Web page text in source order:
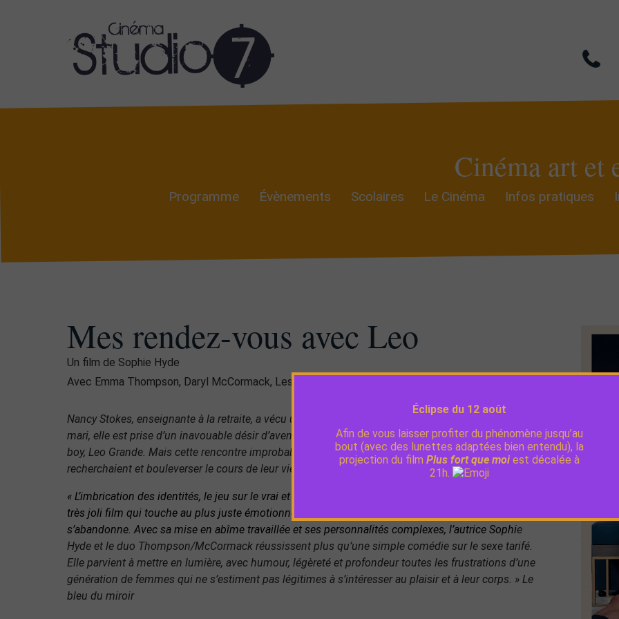
Cinéma art et
Programme Évènements Scolaires Le Cinéma Infos pratiques
Mes rendez-vous avec Leo
Un film de Sophie Hyde
Avec Emma Thompson, Daryl McCormack, Les Mabaleka, Lennie Beare, Carina Lopes
Nancy Stokes, enseignante à la retraite, a vécu une vie sage et sans excès. Après la mort de son
mari, elle est prise d’un inavouable désir d’aventure. Elle s’offre alors les services d’un jeune escort
boy, Leo Grande. Mais cette rencontre improbable pourrait leur apporter bien plus que ce qu’ils
recherchaient et bouleverser le cours de leur vie…
« L’imbrication des identités, le jeu sur le vrai et le faux qui hante l’histoire sont les points forts de ce
très joli film qui touche au plus juste émotionnellement dès lors qu’à l’image de ses acteurs il
s’abandonne. Avec sa mise en abîme travaillée et ses personnalités complexes, l’autrice Sophie
Hyde et le duo Thompson/McCormack réussissent plus qu’une simple comédie sur le sexe tarifé.
Elle parvient à mettre en lumière, avec humour, légèreté et profondeur toutes les frustrations d’une
génération de femmes qui ne s’estiment pas légitimes à s’intéresser au plaisir et à leur corps. » Le
bleu du miroir
Éclipse du 12 août
Afin de vous laisser profiter du phénomène jusqu’au
bout (avec des lunettes adaptées bien entendu), la
projection du film Plus fort que moi est décalée à
21h.